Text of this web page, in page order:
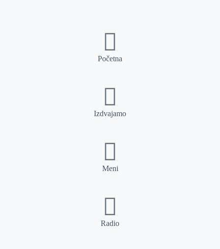
Početna
Izdvajamo
Meni
Radio